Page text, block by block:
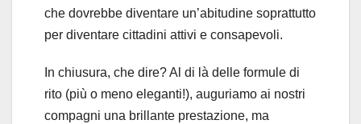
che dovrebbe diventare un’abitudine soprattutto
per diventare cittadini attivi e consapevoli.
In chiusura, che dire? Al di là delle formule di
rito (più o meno eleganti!), auguriamo ai nostri
compagni una brillante prestazione, ma